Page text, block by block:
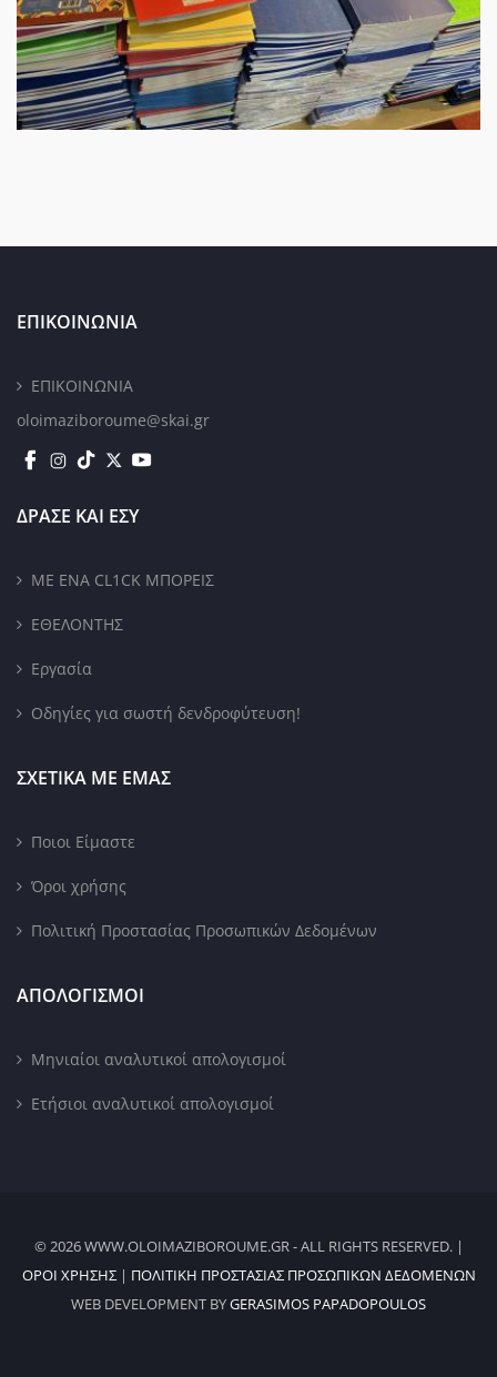
ΕΠΙΚΟΙΝΩΝΙΑ
ΕΠΙΚΟΙΝΩΝΙΑ
oloimaziboroume@skai.gr
ΔΡΑΣΕ ΚΑΙ ΕΣΥ
ΜΕ ΕΝΑ CL1CK ΜΠΟΡΕΙΣ
ΕΘΕΛΟΝΤΗΣ
Εργασία
Οδηγίες για σωστή δενδροφύτευση!
ΣΧΕΤΙΚΑ ΜΕ ΕΜΑΣ
Ποιοι Είμαστε
Όροι χρήσης
Πολιτική Προστασίας Προσωπικών Δεδομένων
ΑΠΟΛΟΓΙΣΜΟΙ
Μηνιαίοι αναλυτικοί απολογισμοί
Ετήσιοι αναλυτικοί απολογισμοί
© 2026 WWW.OLOIMAZIBOROUME.GR - ALL RIGHTS RESERVED. |
ΌΡΟΙ ΧΡΉΣΗΣ| ΠΟΛΙΤΙΚΉ ΠΡΟΣΤΑΣΊΑΣ ΠΡΟΣΩΠΙΚΏΝ ΔΕΔΟΜΈΝΩΝ
WEB DEVELOPMENT BYGERASIMOS PAPADOPOULOS